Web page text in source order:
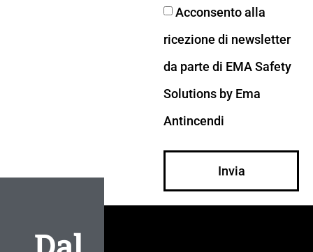
Acconsento alla
ricezione di newsletter
da parte di EMA Safety
Solutions by Ema
Antincendi
Invia